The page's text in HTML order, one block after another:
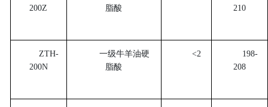
200Z
脂酸
210
ZTH-
200N
一级牛羊油硬
脂酸
<2
198-
208